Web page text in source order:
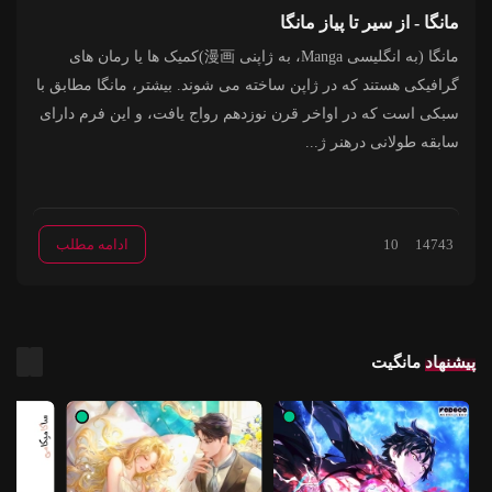
مانگا - از سیر تا پیاز مانگا
مانگا (به انگلیسی Manga، به ژاپنی 漫画)کمیک ها یا رمان های
گرافیکی هستند که در ژاپن ساخته می شوند. بیشتر، مانگا مطابق با
سبکی است که در اواخر قرن نوزدهم رواج یافت، و این فرم دارای
سابقه طولانی درهنر ژ...
14743
10 ادامه مطلب
پیشنهاد مانگیت
لیلا اِوِلین توی بچگی یتیم شد. بعد
از اینکه رفت پیش عمو بیل،
باغبون املاک آرویس تو پادشاهی
بِرگ، حس می‌کرد خوش
برخلاف بودن در یک مکان و در
همسایگی یکدیگر، دبیرستان
دولتی چیدوری و آکادمی
خصوصی دخترانه کیکیو کاملا
تقلب
بازی